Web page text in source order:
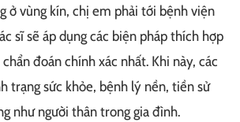
ở vùng kín, chị em phải tới bệnh viện
sĩ sẽ áp dụng các biện pháp thích hợp
đoán chính xác nhất. Khi này, các
trạng sức khỏe, bệnh lý nền, tiền sử
như người thân trong gia đình.